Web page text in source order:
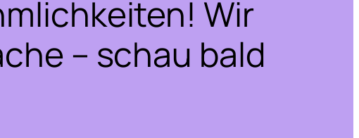
Wir
– schau bald